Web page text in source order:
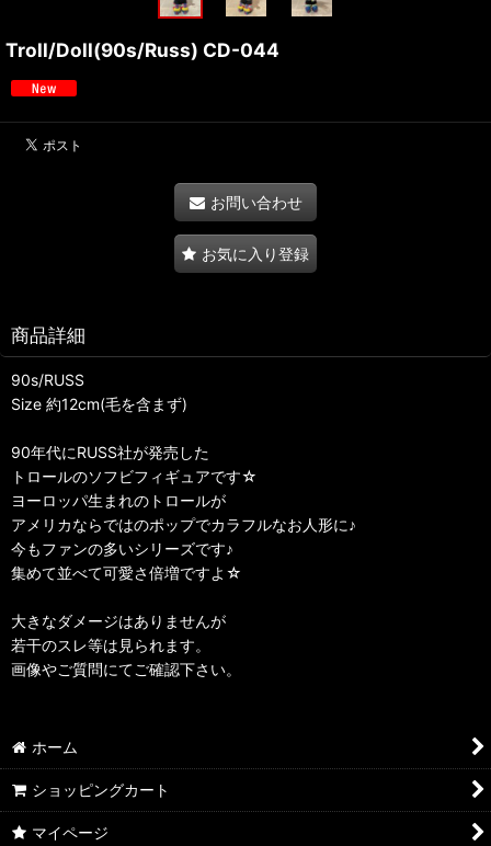
Troll/Doll(90s/Russ) CD-044
お問い合わせ
お気に入り登録
商品詳細
90s/RUSS
Size 約12cm(毛を含まず)
90年代にRUSS社が発売した
トロールのソフビフィギュアです☆
ヨーロッパ生まれのトロールが
アメリカならではのポップでカラフルなお人形に♪
今もファンの多いシリーズです♪
集めて並べて可愛さ倍増ですよ☆
大きなダメージはありませんが
若干のスレ等は見られます。
画像やご質問にてご確認下さい。
ホーム
ショッピングカート
マイページ